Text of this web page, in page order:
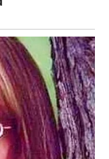
napraviti veliki
VIŠE